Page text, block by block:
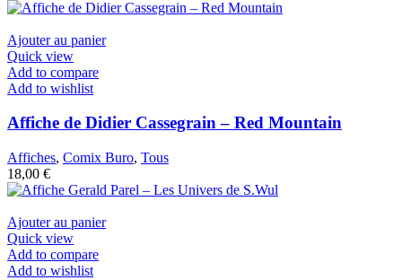
Ajouter au panier
Quick view
Add to compare
Add to wishlist
Affiche de Didier Cassegrain – Red Mountain
Affiches, Comix Buro, Tous
18,00 €
Ajouter au panier
Quick view
Add to compare
Add to wishlist